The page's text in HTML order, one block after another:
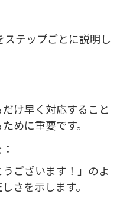
テップごとに説明し
け早く対応すること
めに重要です。
：
うございます！」のよ
さを示します。